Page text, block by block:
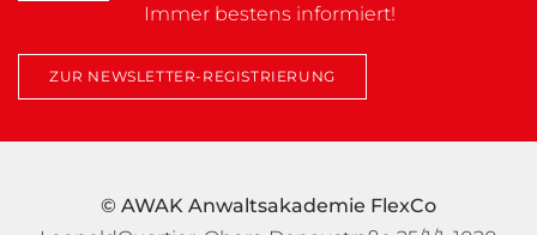
Immer bestens informiert!
ZUR NEWSLETTER-REGISTRIERUNG
© AWAK Anwaltsakademie FlexCo